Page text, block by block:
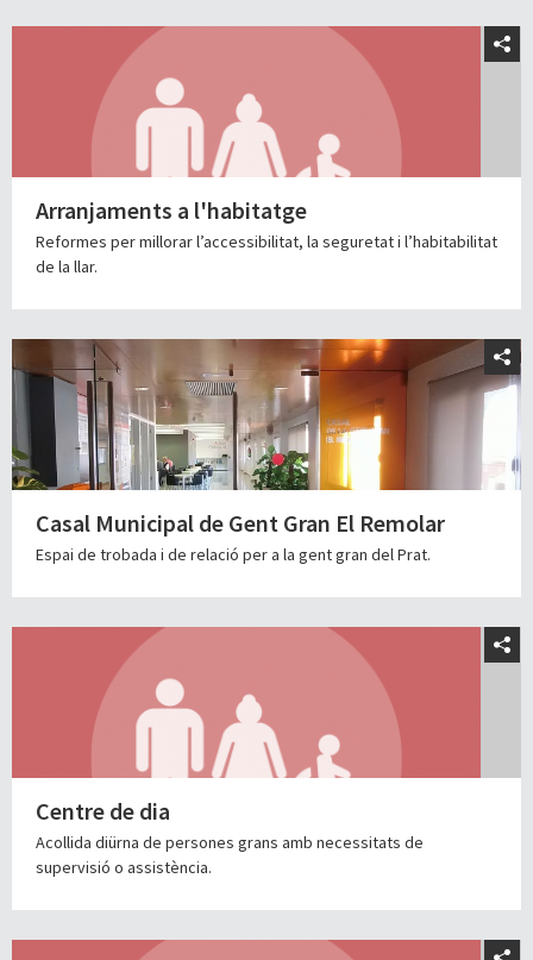
Arranjaments a l'habitatge
Reformes per millorar l’accessibilitat, la seguretat i l’habitabilitat
de la llar.
Casal Municipal de Gent Gran El Remolar
Espai de trobada i de relació per a la gent gran del Prat.
Centre de dia
Acollida diürna de persones grans amb necessitats de
supervisió o assistència.